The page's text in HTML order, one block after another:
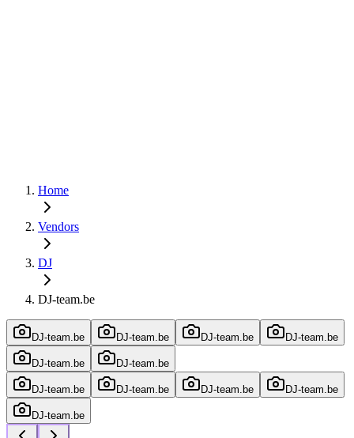
Home
Vendors
DJ
DJ-team.be
DJ-team.be DJ-team.be DJ-team.be DJ-team.be
DJ-team.be DJ-team.be
DJ-team.be DJ-team.be DJ-team.be DJ-team.be
DJ-team.be